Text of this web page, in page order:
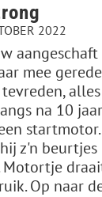
2022
mee
tevreden,
na 10
z'n beurtjes
Motortje
Op naar